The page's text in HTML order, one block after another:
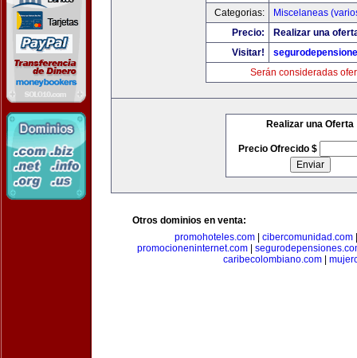
Categorias:
Miscelaneas
Precio:
Realizar una
Visitar!
Serán consideradas
Realizar una Oferta
Precio Ofrecido $
Otros dominios en venta:
promohoteles.com
cibercomunidad.com
promocioneninternet.com|
caribecolombiano.com|